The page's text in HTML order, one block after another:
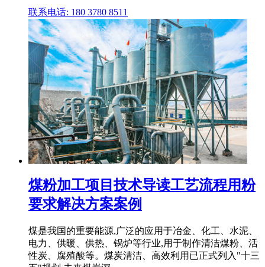
联系电话: 180 3780 8511
煤粉加工项目技术导读工艺流程用粉
要求解决方案案例
煤是我国的重要能源,广泛的应用于冶金、化工、水泥、
电力、供暖、供热、锅炉等行业,用于制作清洁煤粉、活
性炭、腐殖酸等。煤炭清洁、高效利用已正式列入"十三